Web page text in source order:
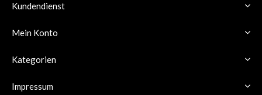
Kundendienst
Mein Konto
Kategorien
Impressum